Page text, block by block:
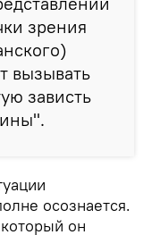
зрения
вызывать
зависть
осознается.
он